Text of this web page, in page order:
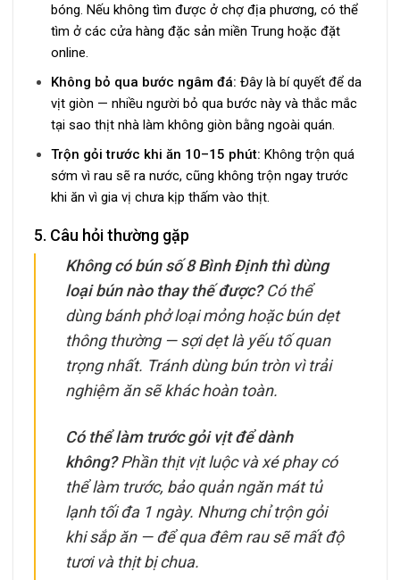
bóng. Nếu không tìm được ở chợ địa phương, có thể
tìm ở các cửa hàng đặc sản miền Trung hoặc đặt
online.
Không bỏ qua bước ngâm đá: Đây là bí quyết để da
vịt giòn — nhiều người bỏ qua bước này và thắc mắc
tại sao thịt nhà làm không giòn bằng ngoài quán.
Trộn gỏi trước khi ăn 10–15 phút: Không trộn quá
sớm vì rau sẽ ra nước, cũng không trộn ngay trước
khi ăn vì gia vị chưa kịp thấm vào thịt.
5. Câu hỏi thường gặp
Không có bún số 8 Bình Định thì dùng
loại bún nào thay thế được?Có thể
dùng bánh phở loại mỏng hoặc bún dẹt
thông thường — sợi dẹt là yếu tố quan
trọng nhất. Tránh dùng bún tròn vì trải
nghiệm ăn sẽ khác hoàn toàn.
Có thể làm trước gỏi vịt để dành
không?Phần thịt vịt luộc và xé phay có
thể làm trước, bảo quản ngăn mát tủ
lạnh tối đa 1 ngày. Nhưng chỉ trộn gỏi
khi sắp ăn — để qua đêm rau sẽ mất độ
tươi và thịt bị chua.